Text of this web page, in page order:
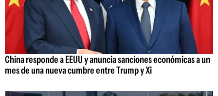
China responde a EEUU y anuncia sanciones económicas a un
mes de una nueva cumbre entre Trump y Xi